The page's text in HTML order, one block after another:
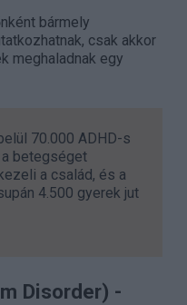
bármely
csak akkor
meghaladnak egy
70.000 ADHD-s
betegséget
a család, és a
4.500 gyerek jut
Disorder) -